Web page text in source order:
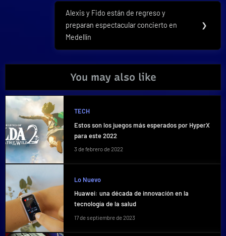
Next
Post:
Alexis y Fido están de regreso y
preparan espectacular concierto en
Medellín
❯
You may also like
TECH
Estos son los juegos más esperados por HyperX
para este 2022
3 de febrero de 2022
Lo Nuevo
Huawei: una década de innovación en la
tecnología de la salud
17 de septiembre de 2023